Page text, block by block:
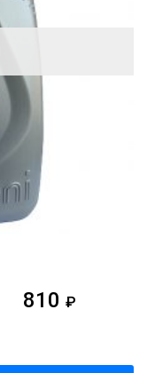
810 ₽